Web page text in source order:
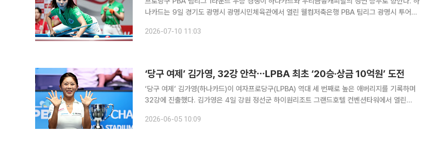
나카드는 9일 경기도 광명시 광명시민체육관에서 열린 웰컴저축은행 PBA 팀리그 광명시 투어
승을 달린 하나카드는 승점 12를 쌓아 단독 선두를 지켰다.
2026-07-10 11:03
‘당구 여제’ 김가영, 32강 안착⋯LPBA 최초 ‘20승·상금 10억원’ 도전
‘당구 여제’ 김가영(하나카드)이 여자프로당구(LPBA) 역대 세 번째로 높은 애버리지를 기록하며
32강에 진출했다. 김가영은 4일 강원 정선군 하이원리조트 그랜드호텔 컨벤션타워에서 열린
2026-06-05 10:09